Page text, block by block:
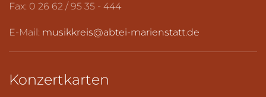
Fax: 0 26 62 / 95 35 - 444
E-Mail: musikkreis@abtei-marienstatt.de
Konzertkarten